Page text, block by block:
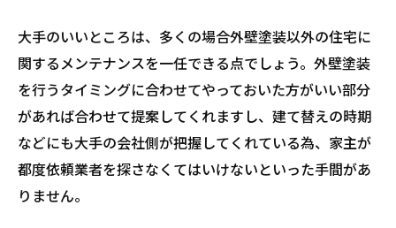
大手のいいところは、多くの場合外壁塗装以外の住宅に
関するメンテナンスを一任できる点でしょう。外壁塗装
を行うタイミングに合わせてやっておいた方がいい部分
があれば合わせて提案してくれますし、建て替えの時期
などにも大手の会社側が把握してくれている為、家主が
都度依頼業者を探さなくてはいけないといった手間があ
りません。